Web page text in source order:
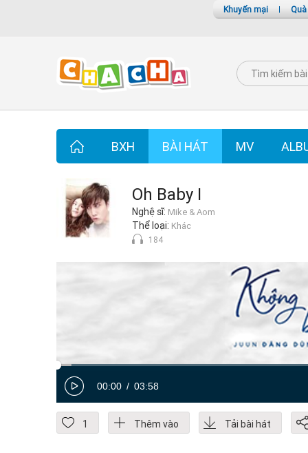
Khuyến mại |
BXH BÀI HÁT MV
Oh Baby I
Nghệ sĩ: Mike & Aom
Thể loại: Khác
184
00:00 03:58
1 Thêm vào Tải bài hát